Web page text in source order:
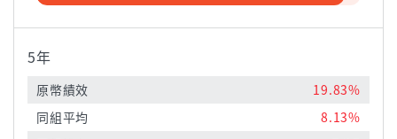
5年
原幣績效
19.83%
同組平均
8.13%